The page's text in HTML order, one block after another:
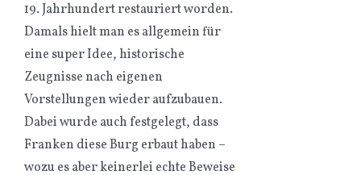
19. Jahrhundert restauriert worden.
Damals hielt man es allgemein für
eine super Idee, historische
Zeugnisse nach eigenen
Vorstellungen wieder aufzubauen.
Dabei wurde auch festgelegt, dass
Franken diese Burg erbaut haben –
wozu es aber keinerlei echte Beweise